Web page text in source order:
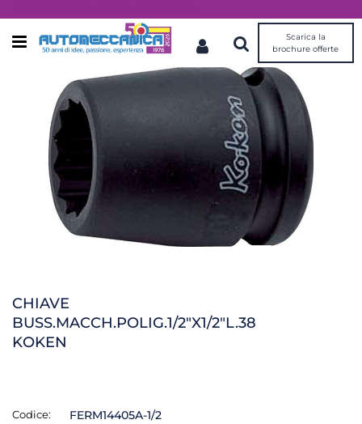
Open menu
Scarica la
brochure offerte
CHIAVE
BUSS.MACCH.POLIG.1/2"X1/2"L.38
KOKEN
Codice: FERM14405A-1/2